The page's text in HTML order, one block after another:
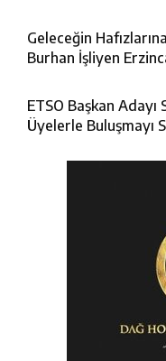
Geleceğin
Burhan İşliyen
ETSO Başkan Adayı
Üyelerle Buluşmayı